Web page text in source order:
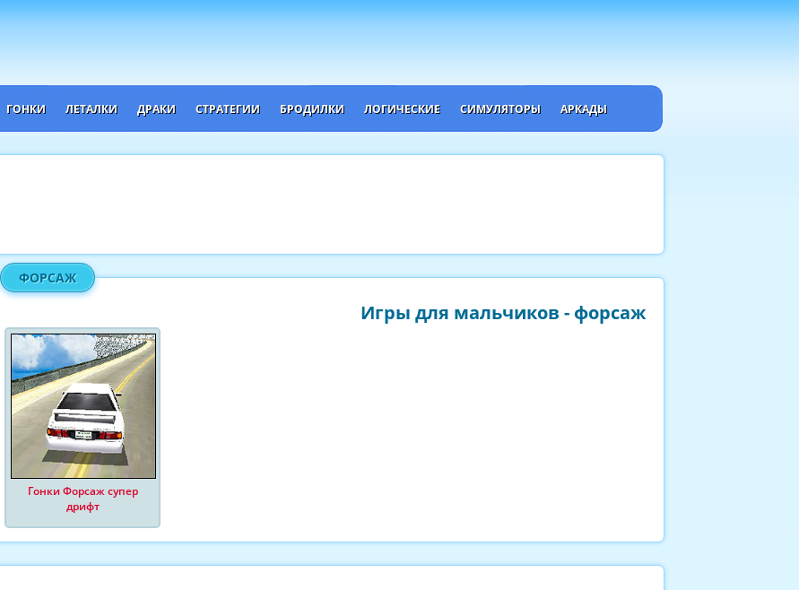
ГОНКИ ЛЕТАЛКИ ДРАКИ СТРАТЕГИИ БРОДИЛКИ ЛОГИЧЕСКИЕ СИМУЛЯТОРЫ АРКАДЫ
Игры для мальчиков - форсаж
ФОРСАЖ
Гонки Форсаж супер
дрифт